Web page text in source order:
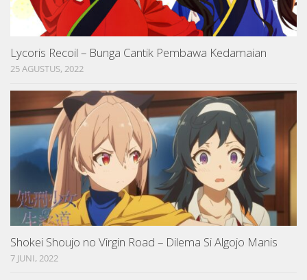
Lycoris Recoil – Bunga Cantik Pembawa Kedamaian
25 AGUSTUS, 2022
Shokei Shoujo no Virgin Road – Dilema Si Algojo Manis
7 JUNI, 2022